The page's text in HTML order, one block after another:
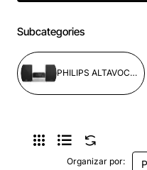
Subcategories
PHILIPS ALTAVOCES Y MULTIMEDIA (MP3/4)
Organizar por: